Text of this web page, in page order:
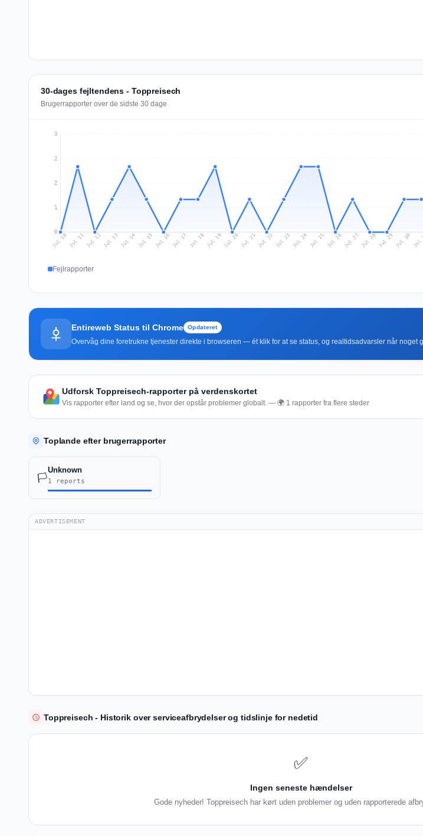
30-dages fejltendens - Toppreisech
Brugerrapporter over de sidste 30 dage
0
1
2
2
3
Jul 10 Jul 11Jul 12Jul 13 Jul 14 Jul 15 Jul 16 Jul 17 Jul 18Jul 19 Jul 20 Jul 21Jul 22 Jul 23 Jul 24 Jul 25 Jul 26Jul 27 Jul 28Jul 29 Jul 30 Jul
Fejlrapporter
Entireweb Status til Chrome Opdateret
Overvåg dine foretrukne tjenester direkte i browseren — ét klik for at se status, og realtidsadvarsler når noget
Udforsk Toppreisech-rapporter på verdenskortet
Vis rapporter efter land og se, hvor der opstår problemer globalt. — 🌍 1 rapporter fra flere steder
Toplande efter brugerrapporter
🏳️
Unknown
1 reports
ADVERTISEMENT
Toppreisech - Historik over serviceafbrydelser og tidslinje for nedetid
✅
Ingen seneste hændelser
Gode nyheder! Toppreisech har kørt uden problemer og uden rapporterede